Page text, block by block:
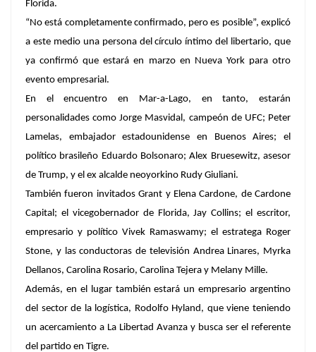
Florida.
“No está completamente confirmado, pero es posible”, explicó
a este medio una persona del círculo íntimo del libertario, que
ya confirmó que estará en marzo en Nueva York para otro
evento empresarial.
En el encuentro en Mar-a-Lago, en tanto, estarán
personalidades comoJorge Masvidal , campeón de UFC; Peter
Lamelas, embajador estadounidense en Buenos Aires; el
político brasileño Eduardo Bolsonaro;Alex Bruesewitz, asesor
de Trump, y el ex alcalde neoyorkino Rudy Giuliani.
También fueron invitadosGrant yElena Cardone, de Cardone
Capital; el vicegobernador de Florida,Jay Collins; el escritor,
empresario y político Vivek Ramaswamy; el estratega Roger
Stone, y las conductoras de televisión Andrea Linares, Myrka
Dellanos, Carolina Rosario, Carolina Tejera y Melany Mille.
Además, en el lugar también estará un empresario argentino
del sector de la logística, Rodolfo Hyland, que viene teniendo
un acercamiento a La Libertad Avanza y busca ser el referente
del partido en Tigre.